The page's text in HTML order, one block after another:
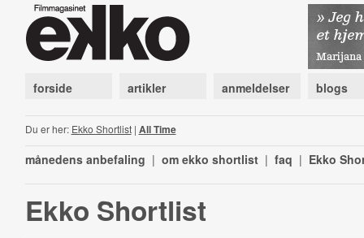
forside artikler anmeldelser blogs
Du er her: Ekko Shortlist| All Time
månedens anbefaling | om ekko shortlist | faq | Ekko
Ekko Shortlist